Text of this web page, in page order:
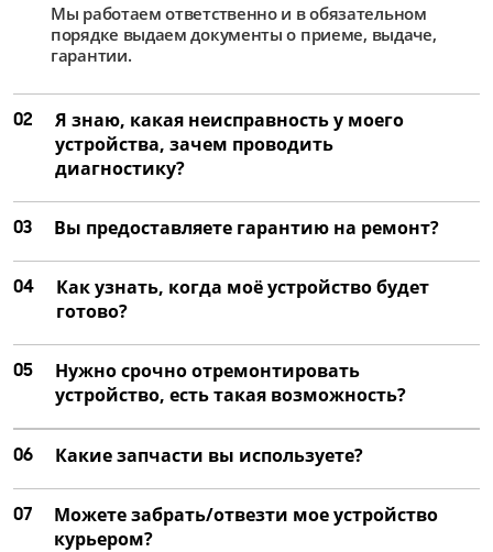
Мы работаем ответственно и в обязательном
порядке выдаем документы о приеме, выдаче,
гарантии.
02
Я знаю, какая неисправность у моего
устройства, зачем проводить
диагностику?
03 Вы предоставляете гарантию на ремонт?
04
Как узнать, когда моё устройство будет
готово?
05
Нужно срочно отремонтировать
устройство, есть такая возможность?
06 Какие запчасти вы используете?
07
Можете забрать/отвезти мое устройство
курьером?